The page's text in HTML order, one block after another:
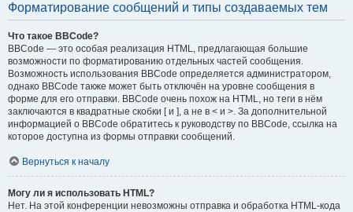
Форматирование сообщений и типы создаваемых тем
Что такое BBCode?
BBCode — это особая реализация HTML, предлагающая большие
возможности по форматированию отдельных частей сообщения.
Возможность использования BBCode определяется администратором,
однако BBCode также может быть отключён на уровне сообщения в
форме для его отправки. BBCode очень похож на HTML, но теги в нём
заключаются в квадратные скобки [ и ], а не в < и >. За дополнительной
информацией о BBCode обратитесь к руководству по BBCode, ссылка на
которое доступна из формы отправки сообщений.
Вернуться к началу
Могу ли я использовать HTML?
Нет. На этой конференции невозможны отправка и обработка HTML-кода